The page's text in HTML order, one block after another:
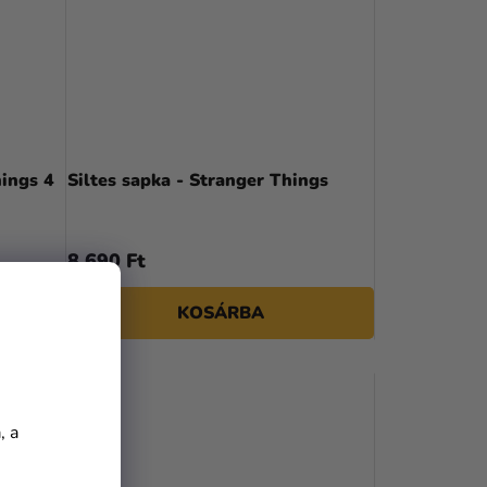
a
4
Siltes sapka - Stranger Things
8 690 Ft
KOSÁRBA